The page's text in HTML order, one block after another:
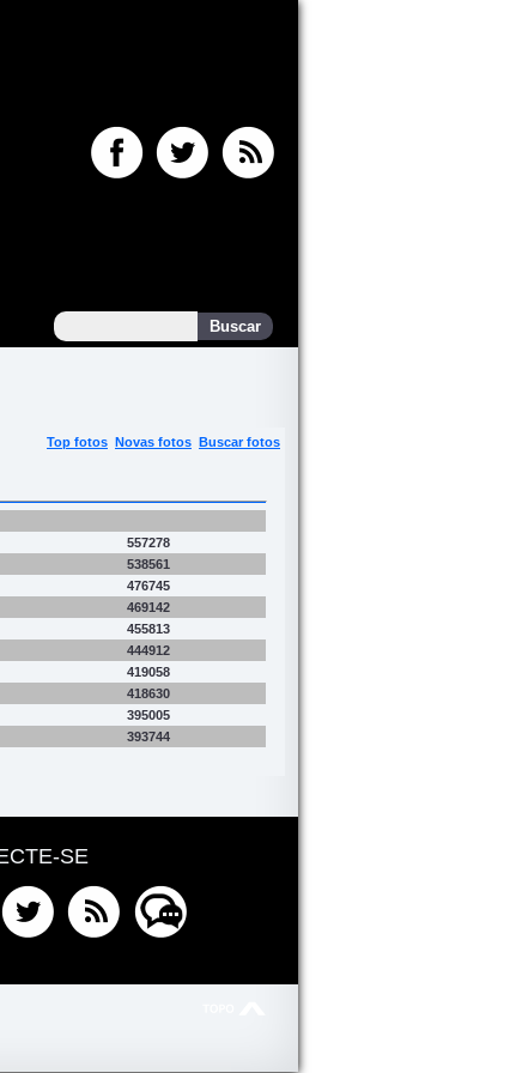
Top fotos Novas fotos Buscar fotos
557278
538561
476745
469142
455813
444912
419058
418630
395005
393744
SE